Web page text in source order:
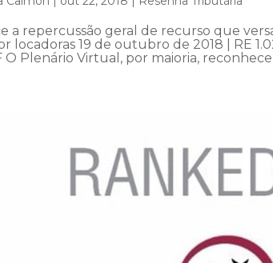
a repercussão geral de recurso que
locadoras 19 de outubro de 2018 | RE
O Plenário Virtual, por maioria,